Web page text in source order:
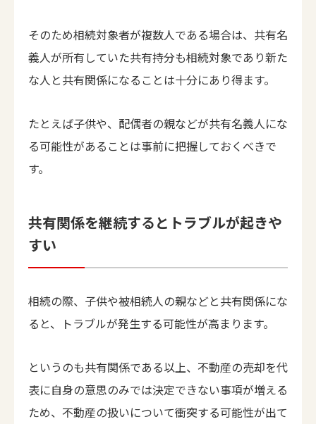
そのため相続対象者が複数人である場合は、共有名
義人が所有していた共有持分も相続対象であり新た
な人と共有関係になることは十分にあり得ます。
たとえば子供や、配偶者の親などが共有名義人にな
る可能性があることは事前に把握しておくべきで
す。
共有関係を継続するとトラブルが起きや
すい
相続の際、子供や被相続人の親などと共有関係にな
ると、トラブルが発生する可能性が高まります。
というのも共有関係である以上、不動産の売却を代
表に自身の意思のみでは決定できない事項が増える
ため、不動産の扱いについて衝突する可能性が出て